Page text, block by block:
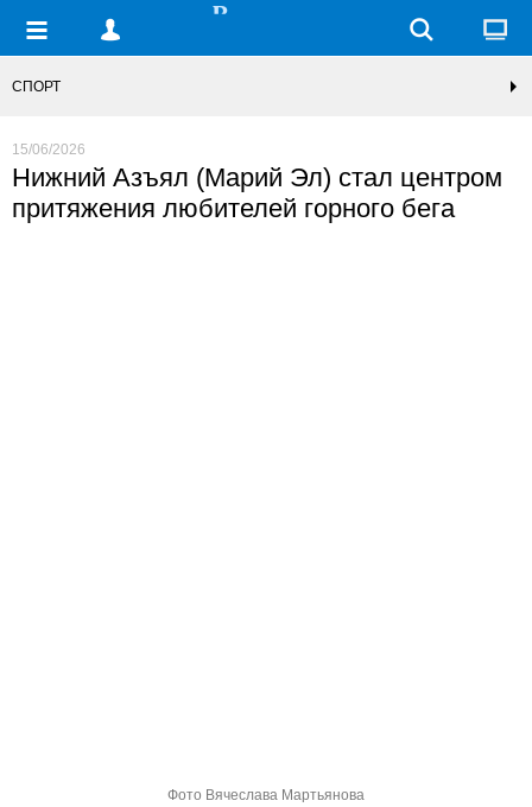
СПОРТ
15/06/2026
Нижний Азъял (Марий Эл) стал центром
притяжения любителей горного бега
Фото Вячеслава Мартьянова